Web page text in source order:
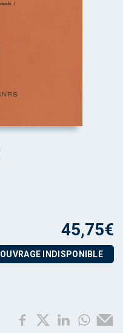
45,75€
OUVRAGE INDISPONIBLE